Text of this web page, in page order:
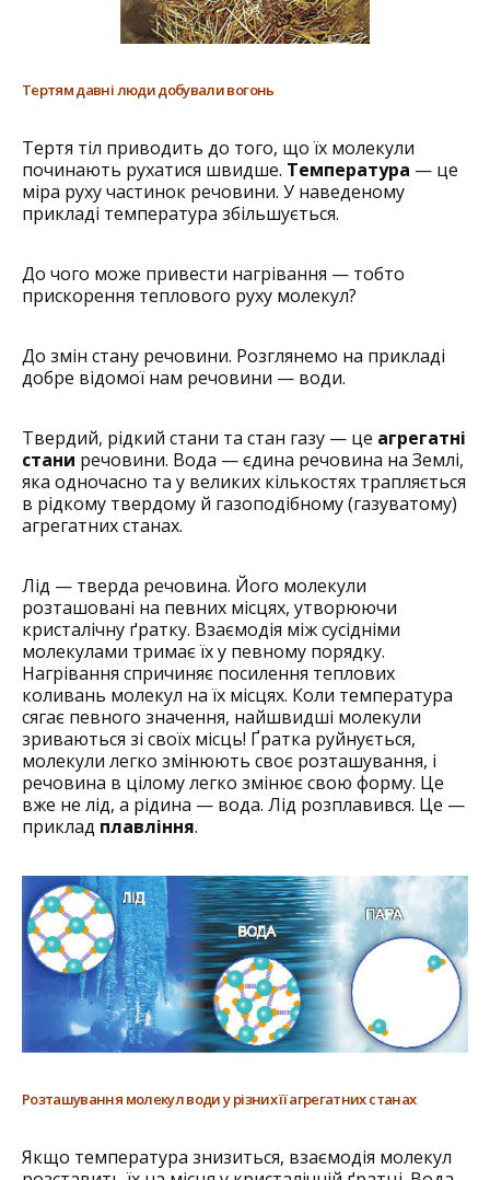
Тертям давні люди добували вогонь
Тертя тіл приводить до того, що їх молекули
починають рухатися швидше. Температура — це
міра руху частинок речовини. У ­наведеному
прикладі температура збільшується.
До чого може привести нагрівання — тобто
прискорення теплового руху молекул?
До змін стану речовини. Розглянемо на прикладі
добре відомої нам речовини — води.
Твердий, рідкий стани та стан газу — це агрегатні
стани ­речовини. Вода — єдина речовина на Землі,
яка одночасно та у великих кількостях трапляється
в рідкому твердому й газоподібному (газуватому)
агрегатних станах.
Лід — тверда речовина. Його молекули
розташовані на певних місцях, утворюючи
кристалічну ґратку. Взаємодія між сусідніми
молекулами тримає ­їх у певному порядку.
Нагрівання спричиняє посилення теплових
коливань молекул на їх місцях. Коли температура
сягає певного значення, ­най­швидші молекули
зриваються зі своїх місць! Ґратка руйнується,
молекули легко змінюють своє розташування, і
речовина в цілому легко змінює свою форму. Це
вже не лід, а рідина — вода. Лід розплавився. Це —
приклад плавління.
Розташування молекул води у різних її агрегатних станах
Якщо температура знизиться, взаємодія молекул